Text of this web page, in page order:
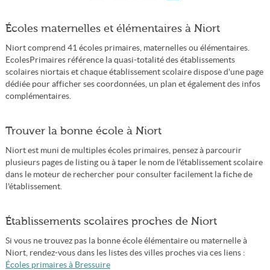
Écoles maternelles et élémentaires à Niort
Niort comprend 41 écoles primaires, maternelles ou élémentaires.
EcolesPrimaires référence la quasi-totalité des établissements
scolaires niortais et chaque établissement scolaire dispose d'une page
dédiée pour afficher ses coordonnées, un plan et également des infos
complémentaires.
Trouver la bonne école à Niort
Niort est muni de multiples écoles primaires, pensez à parcourir
plusieurs pages de listing ou à taper le nom de l'établissement scolaire
dans le moteur de rechercher pour consulter facilement la fiche de
l'établissement.
Établissements scolaires proches de Niort
Si vous ne trouvez pas la bonne école élémentaire ou maternelle à
Niort, rendez-vous dans les listes des villes proches via ces liens :
Écoles primaires à Bressuire